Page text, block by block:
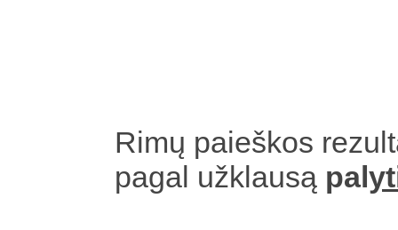
Rimų paieškos
pagal užklausą pal